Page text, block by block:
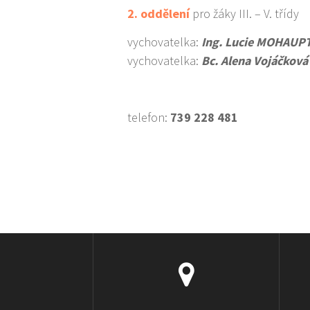
2. oddělení pro žáky III. – V. třídy
vychovatelka: Ing. Lucie
vychovatelka: Bc. Alena Vojáčková
telefon: 739 228 481